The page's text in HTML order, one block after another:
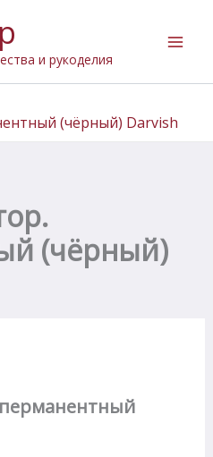
и рукоделия
(чёрный) Darvish
(чёрный)